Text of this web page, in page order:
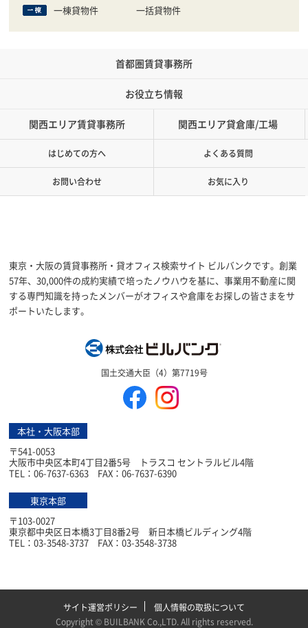
一棟貸物件
一括貸物件
首都圏賃貸事務所
お役立ち情報
関西エリア賃貸事務所 関西エリア貸倉庫/工場
はじめての方へ よくある質問
お問い合わせ お気に入り
東京・大阪の賃貸事務所・貸オフィス検索サイト ビルバンクです。創業
57年、30,000件の成約実績で培ったノウハウを基に、事業用不動産に関
する専門知識を持ったメンバーがオフィスや倉庫をお探しの皆さまをサ
ポートいたします。
国土交通大臣（4）第7719号
本社・大阪本部
〒541-0053
大阪市中央区本町4丁目2番5号 トラスコ セントラルビル4階
TEL：06-7637-6363 FAX：06-7637-6390
東京本部
〒103-0027
東京都中央区日本橋3丁目8番2号 新日本橋ビルディング4階
TEL：03-3548-3737 FAX：03-3548-3738
サイト運営ポリシー
個人情報の取扱について
Copyright © BUILBANK Co.,LTD. All rights reserved.